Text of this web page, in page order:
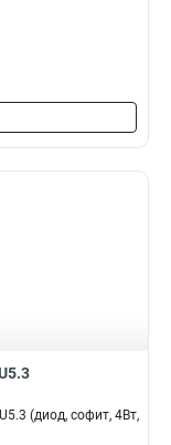
(диод, софит, 4Вт,